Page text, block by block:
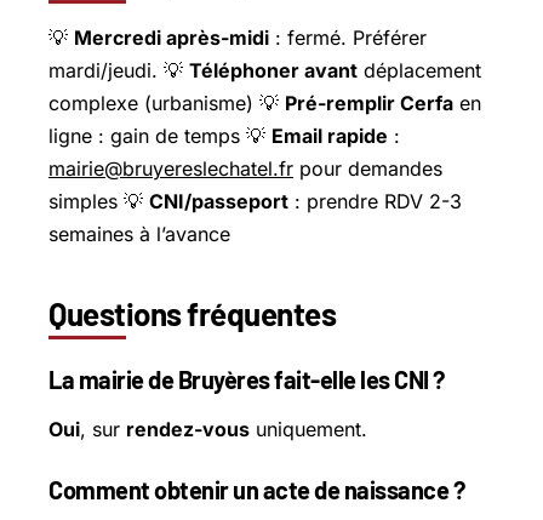
💡 Mercredi après-midi : fermé. Préférer
mardi/jeudi. 💡 Téléphoner avant déplacement
complexe (urbanisme) 💡 Pré-remplir Cerfa en
ligne : gain de temps 💡 Email rapide :
mairie@bruyereslechatel.fr pour demandes
simples 💡 CNI/passeport : prendre RDV 2-3
semaines à l’avance
Questions fréquentes
La mairie de Bruyères fait-elle les CNI ?
Oui, sur rendez-vous uniquement.
Comment obtenir un acte de naissance ?